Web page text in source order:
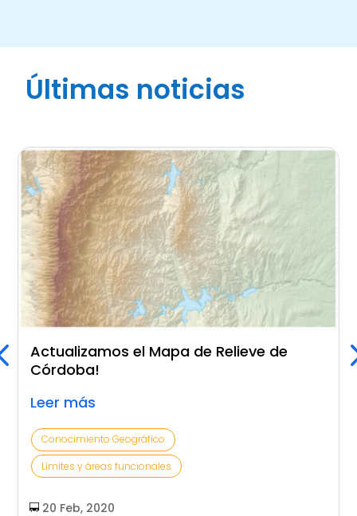
Últimas noticias
Actualizamos el Mapa de Relieve de
Córdoba!
Leer más
Conocimiento Geográfico
Límites y áreas funcionales
20 Feb, 2020